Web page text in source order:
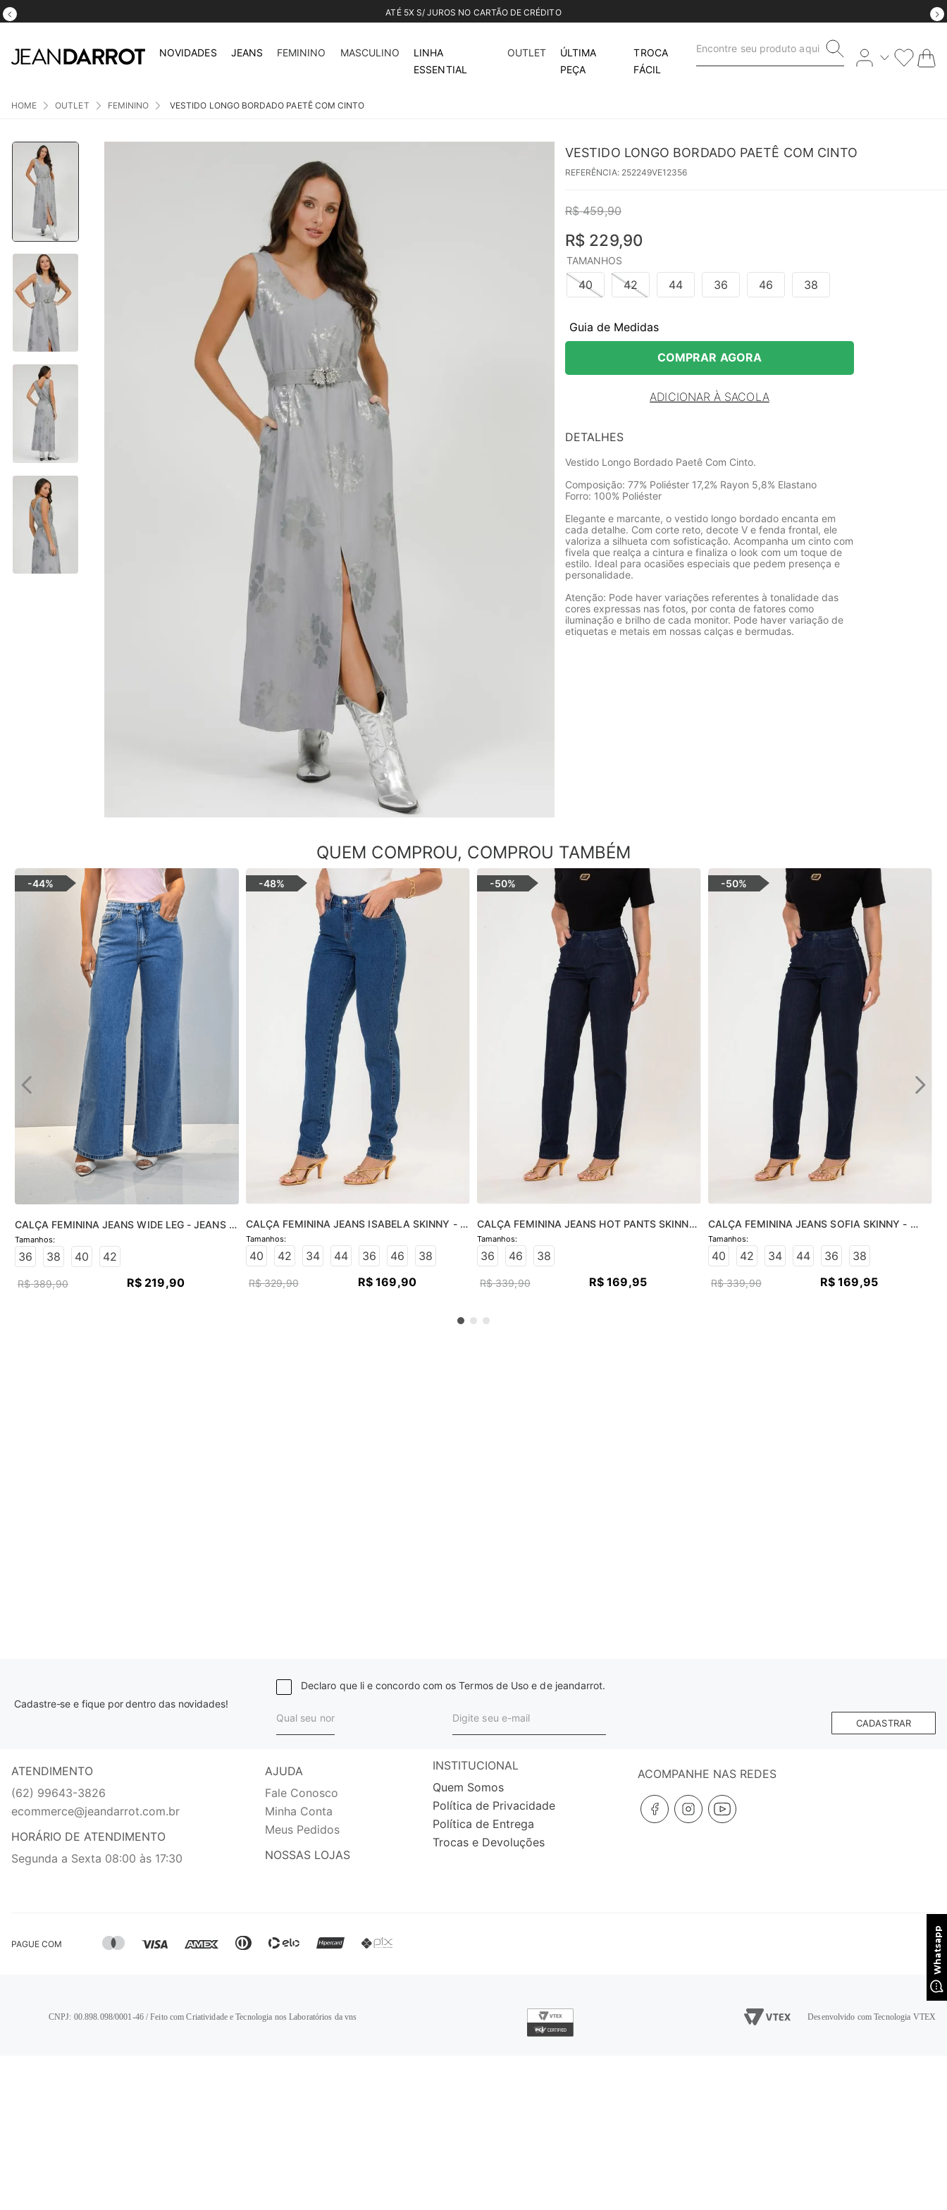
ATÉ 5X S/ JUROS NO CARTÃO DE CRÉDITO
NOVIDADES JEANS FEMININO MASCULINO
LINHA
ESSENTIAL
OUTLET
ÚLTIMA
PEÇA
TROCA
FÁCIL
Encontre seu produto aqui
OUTLET FEMININO VESTIDO LONGO BORDADO PAETÊ COM CINTO
VESTIDO LONGO BORDADO PAETÊ COM CINTO
REFERÊNCIA: 252249VE12356
R$ 459,90
R$ 229,90
50%off
TAMANHOS
40 42 44 36 46 38
Guia de Medidas
COMPRAR AGORA
ADICIONAR À SACOLA
DETALHES
Vestido Longo Bordado Paetê Com Cinto.
Composição: 77% Poliéster 17,2% Rayon 5,8% Elastano
Forro: 100% Poliéster
Elegante e marcante, o vestido longo bordado encanta em
cada detalhe. Com corte reto, decote V e fenda frontal, ele
valoriza a silhueta com sofisticação. Acompanha um cinto com
fivela que realça a cintura e finaliza o look com um toque de
estilo. Ideal para ocasiões especiais que pedem presença e
personalidade.
Atenção: Pode haver variações referentes à tonalidade das
cores expressas nas fotos, por conta de fatores como
iluminação e brilho de cada monitor. Pode haver variação de
etiquetas e metais em nossas calças e bermudas.
QUEM COMPROU, COMPROU TAMBÉM
-44%
CALÇA FEMININA JEANS WIDE LEG - JEANS
CLARO
36 38 40 42
R$ 389,90 R$ 219,90
-48%
CALÇA FEMININA JEANS ISABELA SKINNY -
JEANS MÉDIO
40 42 34 44 36 46 38
R$ 329,90 R$ 169,90
-50%
CALÇA FEMININA JEANS HOT PANTS SKINNY
- JEANS ESCURO
36 46 38
R$ 339,90 R$ 169,95
-50%
CALÇA FEMININA JEANS SOFIA SKINNY -
JEANS ESCURO
40 42 34 44 36 38
R$ 339,90 R$ 169,95
Cadastre-se e fique por dentro das novidades!
Declaro que li e concordo com os Termos de Uso e de jeandarrot.
CADASTRAR
ATENDIMENTO
(62) 99643-3826
ecommerce@jeandarrot.com.br
HORÁRIO DE ATENDIMENTO
Segunda a Sexta 08:00 às 17:30
AJUDA
Fale Conosco
Minha Conta
Meus Pedidos
NOSSAS LOJAS
INSTITUCIONAL
Quem Somos
Política de Privacidade
Política de Entrega
Trocas e Devoluções
ACOMPANHE NAS REDES
PAGUE COM
CNPJ: 00.898.098/0001-46 / Feito com Criatividade e Tecnologia nos Laboratórios da vns Desenvolvido com Tecnologia VTEX